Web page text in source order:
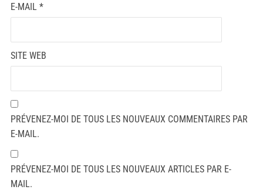
E-MAIL *
SITE WEB
PRÉVENEZ-MOI DE TOUS LES NOUVEAUX COMMENTAIRES PAR
E-MAIL.
PRÉVENEZ-MOI DE TOUS LES NOUVEAUX ARTICLES PAR E-
MAIL.